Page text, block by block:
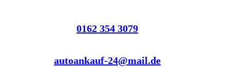
0162 354 3079
autoankauf-24@mail.de